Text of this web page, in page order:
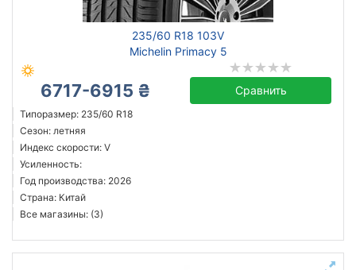
235/60 R18 103V
Michelin Primacy 5
6717-6915 ₴ Сравнить
Типоразмер: 235/60 R18
Сезон: летняя
Индекс скорости: V
Усиленность:
Год производства: 2026
Страна: Китай
Все магазины: (3)